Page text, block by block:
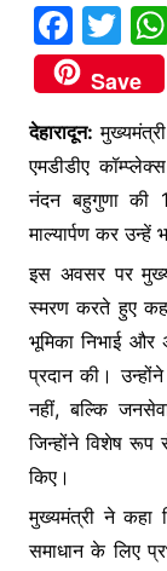
F
a
c
e
b
o
o
k
T
w
itt
er
Save
देहारादून:
एमडीडीए
नंदन बहुगुणा की
माल्यार्पण कर उन्हें
इस अवसर पर
स्मरण करते हुए
भूमिका निभाई
प्रदान की।
नहीं, बल्कि
जिन्होंने विशेष रूप
किए।
मुख्यमंत्री ने कहा
समाधान के लिए